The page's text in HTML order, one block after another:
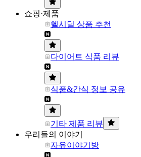
쇼핑·제품
헬시딜 상품 추천
다이어트 식품 리뷰
식품&간식 정보 공유
기타 제품 리뷰
우리들의 이야기
자유이야기방